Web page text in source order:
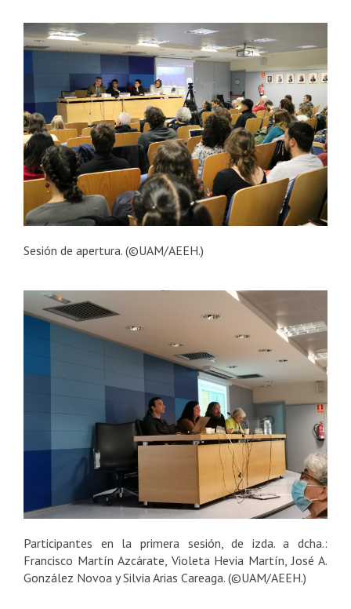
Sesión de apertura. (©UAM/AEEH.)
Participantes en la primera sesión, de izda. a dcha.:
Francisco Martín Azcárate, Violeta Hevia Martín, José A.
González Novoa y Silvia Arias Careaga. (©UAM/AEEH.)